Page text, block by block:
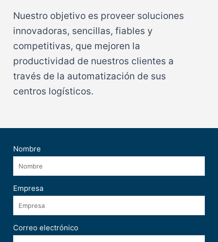
Nuestro objetivo es proveer soluciones
innovadoras, sencillas, fiables y
competitivas, que mejoren la
productividad de nuestros clientes a
través de la automatización de sus
centros logísticos.
Nombre
Empresa
Correo electrónico